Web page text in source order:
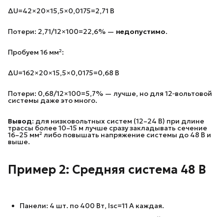
ΔU=42×20×15,5×0,0175​=2,71 В
Потери: 2,71/12×100=22,6% — недопустимо.
Пробуем 16 мм²:
ΔU=162×20×15,5×0,0175​=0,68 В
Потери: 0,68/12×100=5,7% — лучше, но для 12‑вольтовой
системы даже это много.
Вывод: для низковольтных систем (12–24 В) при длине
трассы более 10–15 м лучше сразу закладывать сечение
16–25 мм² либо повышать напряжение системы до 48 В и
выше.
Пример 2: Средняя система 48 В
Панели: 4 шт. по 400 Вт, Isc​=11 А каждая.